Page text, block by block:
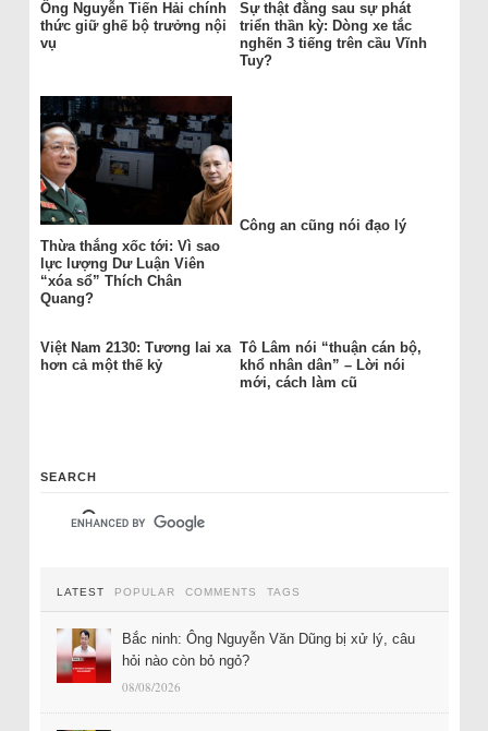
Ông Nguyễn Tiến Hải chính
thức giữ ghế bộ trưởng nội
vụ
Sự thật đằng sau sự phát
triển thần kỳ: Dòng xe tắc
nghẽn 3 tiếng trên cầu Vĩnh
Tuy?
Thừa thắng xốc tới: Vì sao
lực lượng Dư Luận Viên
“xóa sổ” Thích Chân
Quang?
Công an cũng nói đạo lý
Việt Nam 2130: Tương lai xa
hơn cả một thế kỷ
Tô Lâm nói “thuận cán bộ,
khổ nhân dân” – Lời nói
mới, cách làm cũ
SEARCH
LATEST POPULAR COMMENTS TAGS
Bắc ninh: Ông Nguyễn Văn Dũng bị xử lý, câu
hỏi nào còn bỏ ngỏ?
08/08/2026